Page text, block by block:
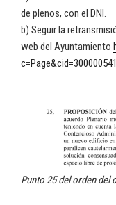
de plenos, con el DNI.
b) Seguir la
web del Ayuntamiento
Punto 25 del orden del